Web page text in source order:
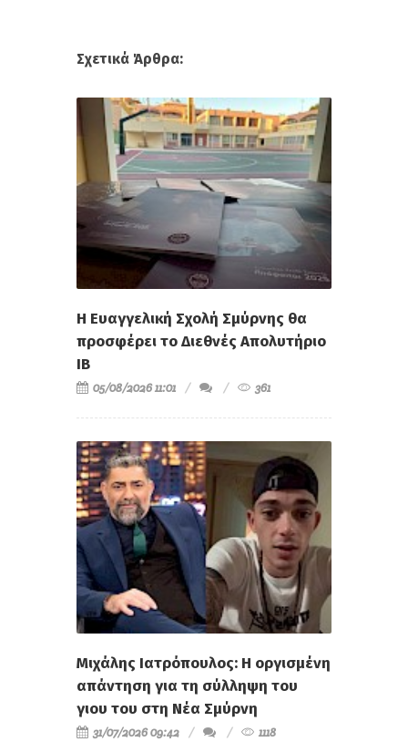
Σχετικά Άρθρα:
Η Ευαγγελική Σχολή Σμύρνης θα
προσφέρει το Διεθνές Απολυτήριο
IB
05/08/2026 11:01 361
Μιχάλης Ιατρόπουλος: Η οργισμένη
απάντηση για τη σύλληψη του
γιου του στη Νέα Σμύρνη
31/07/2026 09:42 1118